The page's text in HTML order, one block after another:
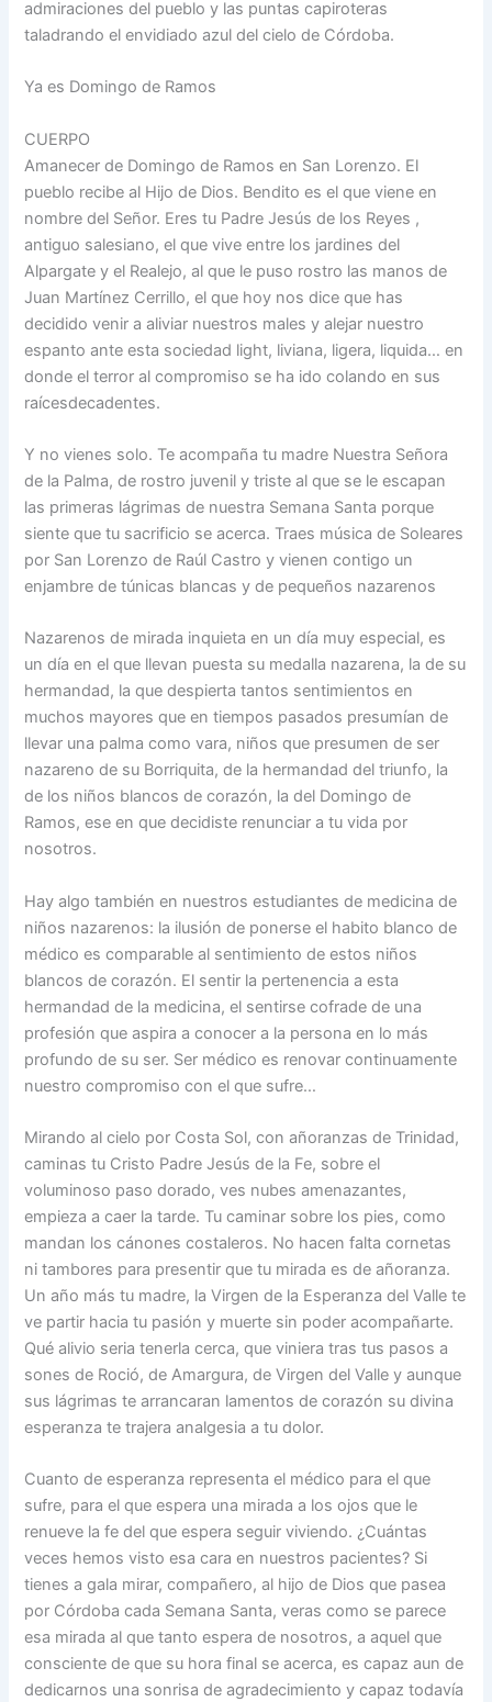
admiraciones del pueblo y las puntas capiroteras
taladrando el envidiado azul del cielo de Córdoba.
Ya es Domingo de Ramos
CUERPO
Amanecer de Domingo de Ramos en San Lorenzo. El
pueblo recibe al Hijo de Dios. Bendito es el que viene en
nombre del Señor. Eres tu Padre Jesús de los Reyes ,
antiguo salesiano, el que vive entre los jardines del
Alpargate y el Realejo, al que le puso rostro las manos de
Juan Martínez Cerrillo, el que hoy nos dice que has
decidido venir a aliviar nuestros males y alejar nuestro
espanto ante esta sociedad light, liviana, ligera, liquida… en
donde el terror al compromiso se ha ido colando en sus
raícesdecadentes.
Y no vienes solo. Te acompaña tu madre Nuestra Señora
de la Palma, de rostro juvenil y triste al que se le escapan
las primeras lágrimas de nuestra Semana Santa porque
siente que tu sacrificio se acerca. Traes música de Soleares
por San Lorenzo de Raúl Castro y vienen contigo un
enjambre de túnicas blancas y de pequeños nazarenos
Nazarenos de mirada inquieta en un día muy especial, es
un día en el que llevan puesta su medalla nazarena, la de su
hermandad, la que despierta tantos sentimientos en
muchos mayores que en tiempos pasados presumían de
llevar una palma como vara, niños que presumen de ser
nazareno de su Borriquita, de la hermandad del triunfo, la
de los niños blancos de corazón, la del Domingo de
Ramos, ese en que decidiste renunciar a tu vida por
nosotros.
Hay algo también en nuestros estudiantes de medicina de
niños nazarenos: la ilusión de ponerse el habito blanco de
médico es comparable al sentimiento de estos niños
blancos de corazón. El sentir la pertenencia a esta
hermandad de la medicina, el sentirse cofrade de una
profesión que aspira a conocer a la persona en lo más
profundo de su ser. Ser médico es renovar continuamente
nuestro compromiso con el que sufre…
Mirando al cielo por Costa Sol, con añoranzas de Trinidad,
caminas tu Cristo Padre Jesús de la Fe, sobre el
voluminoso paso dorado, ves nubes amenazantes,
empieza a caer la tarde. Tu caminar sobre los pies, como
mandan los cánones costaleros. No hacen falta cornetas
ni tambores para presentir que tu mirada es de añoranza.
Un año más tu madre, la Virgen de la Esperanza del Valle te
ve partir hacia tu pasión y muerte sin poder acompañarte.
Qué alivio seria tenerla cerca, que viniera tras tus pasos a
sones de Roció, de Amargura, de Virgen del Valle y aunque
sus lágrimas te arrancaran lamentos de corazón su divina
esperanza te trajera analgesia a tu dolor.
Cuanto de esperanza representa el médico para el que
sufre, para el que espera una mirada a los ojos que le
renueve la fe del que espera seguir viviendo. ¿Cuántas
veces hemos visto esa cara en nuestros pacientes? Si
tienes a gala mirar, compañero, al hijo de Dios que pasea
por Córdoba cada Semana Santa, veras como se parece
esa mirada al que tanto espera de nosotros, a aquel que
consciente de que su hora final se acerca, es capaz aun de
dedicarnos una sonrisa de agradecimiento y capaz todavía